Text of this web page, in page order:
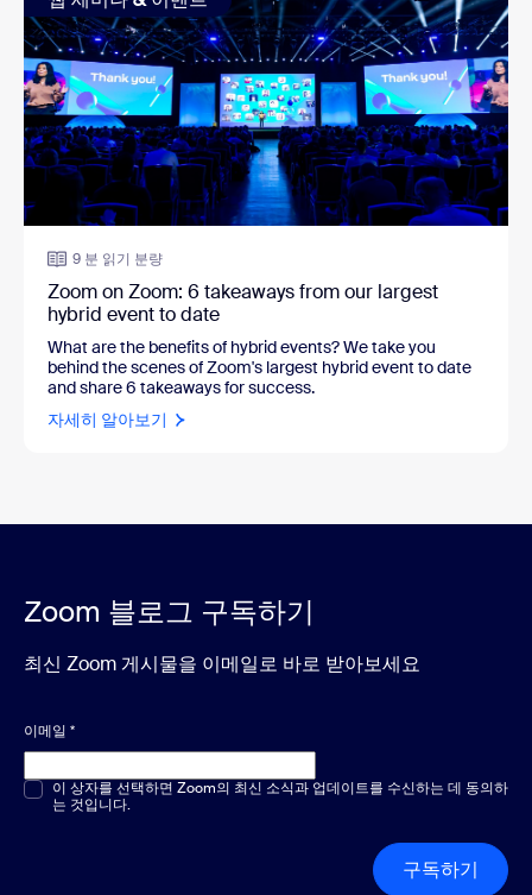
9 분 읽기 분량
Zoom on Zoom: 6 takeaways from our largest
hybrid event to date
What are the benefits of hybrid events? We take you
behind the scenes of Zoom's largest hybrid event to date
and share 6 takeaways for success.
자세히 알아보기
Zoom 블로그 구독하기
최신 Zoom 게시물을 이메일로 바로 받아보세요
이메일 *
객관식 또는 단답형*
이 상자를 선택하면 Zoom의 최신 소식과 업데이트를 수신하는 데 동의하
는 것입니다.
구독하기